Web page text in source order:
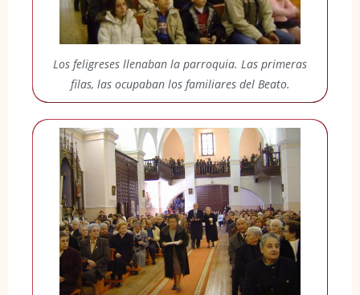
Los feligreses llenaban la parroquia. Las primeras
filas, las ocupaban los familiares del Beato.